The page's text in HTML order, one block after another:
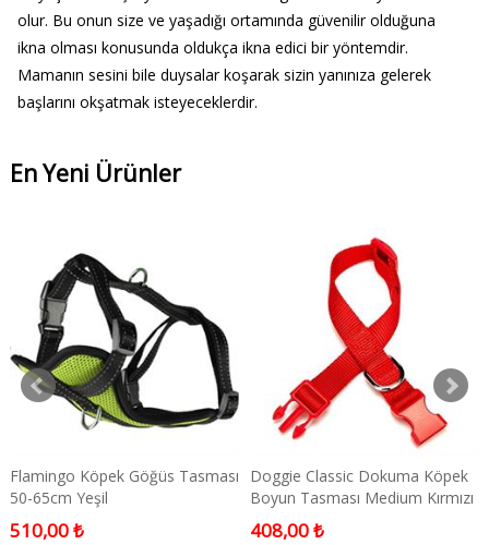
olur. Bu onun size ve yaşadığı ortamında güvenilir olduğuna
ikna olması konusunda oldukça ikna edici bir yöntemdir.
Mamanın sesini bile duysalar koşarak sizin yanınıza gelerek
başlarını okşatmak isteyeceklerdir.
En Yeni Ürünler
Flamingo Köpek Göğüs Tasması
50-65cm Yeşil
510,00 ₺
Doggie Classic Dokuma Köpek
Boyun Tasması Medium Kırmızı
2x30-45 Cm
408,00 ₺